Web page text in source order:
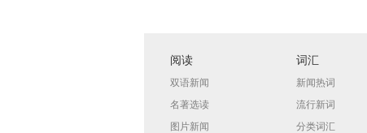
阅读
双语新闻
名著选读
图片新闻
词汇
新闻热词
流行新词
分类词汇